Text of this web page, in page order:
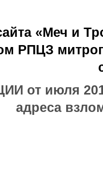
«Меч и
РПЦЗ
от июля
адреса